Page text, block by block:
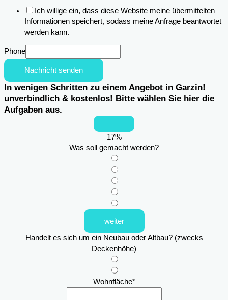
NachrichtIch willige ein, dass diese Website meine übermittelten
Informationen speichert, sodass meine Anfrage beantwortet
werden kann.
Phone
Nachricht senden
In wenigen Schritten zu einem Angebot in Garzin!
unverbindlich & kostenlos! Bitte wählen Sie hier die
Aufgaben aus.
17%
Was soll gemacht werden?
weiter
Handelt es sich um ein Neubau oder Altbau? (zwecks
Deckenhöhe)
Wohnfläche*